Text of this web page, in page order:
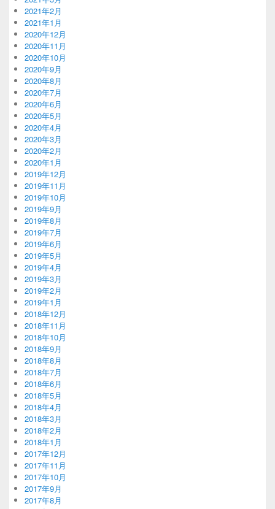
2021年2月
2021年1月
2020年12月
2020年11月
2020年10月
2020年9月
2020年8月
2020年7月
2020年6月
2020年5月
2020年4月
2020年3月
2020年2月
2020年1月
2019年12月
2019年11月
2019年10月
2019年9月
2019年8月
2019年7月
2019年6月
2019年5月
2019年4月
2019年3月
2019年2月
2019年1月
2018年12月
2018年11月
2018年10月
2018年9月
2018年8月
2018年7月
2018年6月
2018年5月
2018年4月
2018年3月
2018年2月
2018年1月
2017年12月
2017年11月
2017年10月
2017年9月
2017年8月